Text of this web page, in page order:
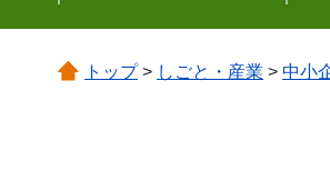
トップ> しごと・産業 > 中小